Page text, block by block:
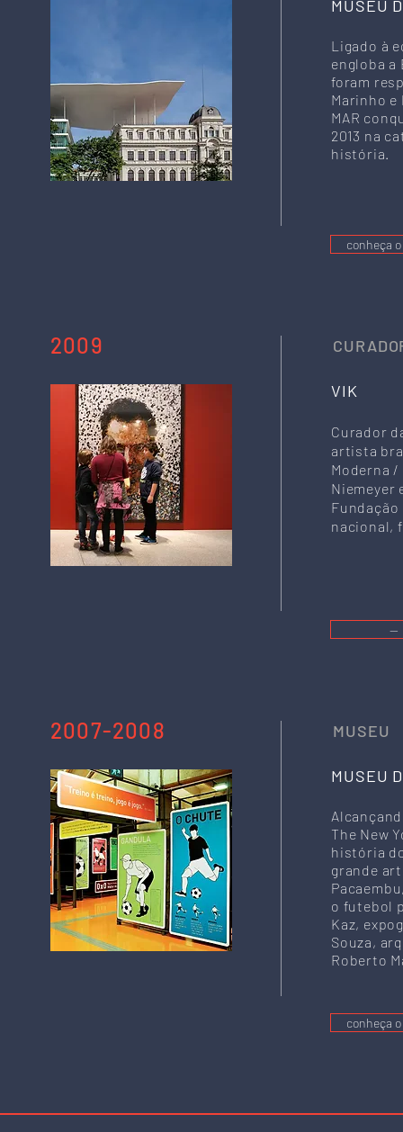
MUSEU
Ligado à
engloba a
foram
Marinho e
MAR
2013 na
história.
conheça
2009
VIK
Curador
artista
Moderna /
Niemeyer
nacional,
—
2007-2008 MUSEU
MUSEU
The New
história
grande
o futebol
Kaz,
Souza,
Roberto
conheça